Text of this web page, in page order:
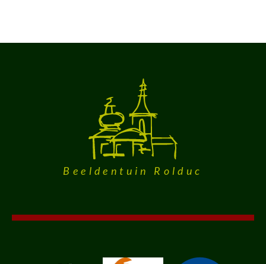
Beeldentuin Rolduc